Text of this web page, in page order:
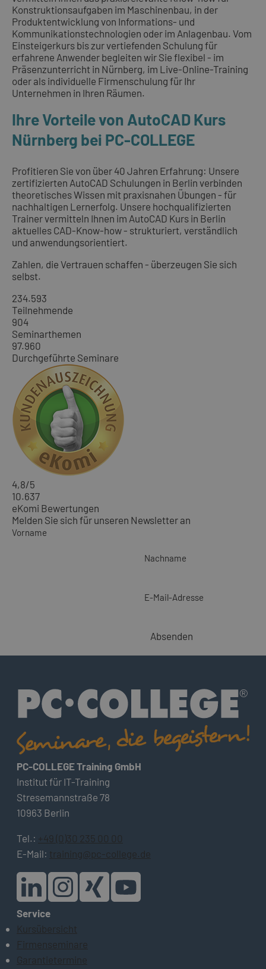
Konstruktionsaufgaben im Maschinenbau, in der
Produktentwicklung von Informations- und
Kommunikationstechnologien oder im Anlagenbau. Vom
Einsteigerkurs bis zur vertiefenden Schulung für
erfahrene Anwender begleiten wir Sie flexibel - im
Präsenzunterricht in Nürnberg, im Live-Online-Training
oder als individuelle Firmenschulung für Ihr
Unternehmen in Ihren Räumen.
Ihre Vorteile von AutoCAD Kurs
Nürnberg bei PC-COLLEGE
Profitieren Sie von über 40 Jahren Erfahrung: Unsere
zertifizierten AutoCAD Schulungen in Berlin verbinden
theoretisches Wissen mit praxisnahen Übungen - für
nachhaltigen Lernerfolg. Unsere hochqualifizierten
Trainer vermitteln Ihnen im AutoCAD Kurs in Berlin
aktuelles CAD-Know-how - strukturiert, verständlich
und anwendungsorientiert.
Zahlen, die Vertrauen schaffen - überzeugen Sie sich
selbst.
234.593
Teilnehmende
904
Seminarthemen
97.960
Durchgeführte Seminare
4,8/5
10.637
eKomi Bewertungen
Melden Sie sich für unseren Newsletter an
Vorname
Nachname
E-Mail-Adresse
Absenden
PC-COLLEGE Training GmbH
Institut für IT-Training
Stresemannstraße 78
10963 Berlin
Tel.: +49 (0)30 235 00 00
E-Mail: training@pc-college.de
Service
Kursübersicht
Firmenseminare
Garantietermine